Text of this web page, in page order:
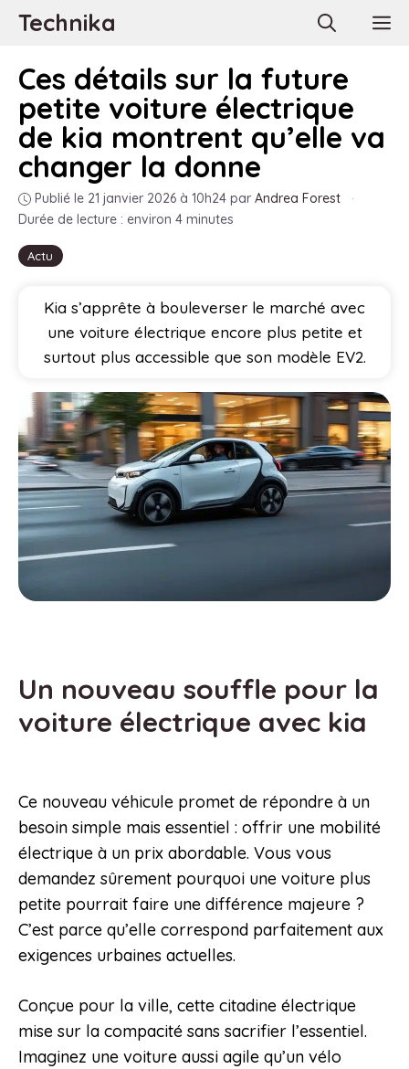
AllerTechnika
Actu
Ces détails sur la future
petite voiture électrique
de kia montrent qu’elle va
changer la donne
Publié le 21 janvier 2026 à 10h24 par Andrea Forest
·
Durée de lecture : environ 4 minutes
Kia s’apprête à bouleverser le marché avec
une voiture électrique encore plus petite et
surtout plus accessible que son modèle EV2.
Un nouveau souffle pour la
voiture électrique avec kia
Ce nouveau véhicule promet de répondre à un
besoin simple mais essentiel : offrir une mobilité
électrique à un prix abordable. Vous vous
demandez sûrement pourquoi une voiture plus
petite pourrait faire une différence majeure ?
C’est parce qu’elle correspond parfaitement aux
exigences urbaines actuelles.
Conçue pour la ville, cette citadine électrique
mise sur la compacité sans sacrifier l’essentiel.
Imaginez une voiture aussi agile qu’un vélo